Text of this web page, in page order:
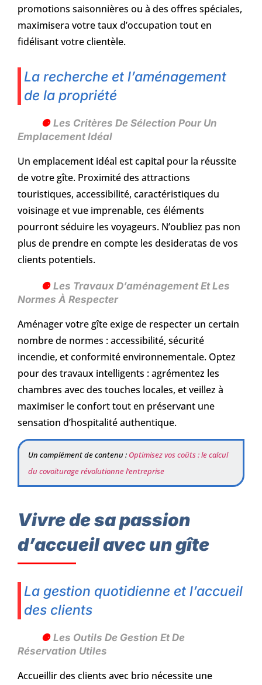
promotions saisonnières ou à des offres spéciales,
maximisera votre taux d’occupation tout en
fidélisant votre clientèle.
La recherche et l’aménagement
de la propriété
Les Critères De Sélection Pour Un
Emplacement Idéal
Un emplacement idéal est capital pour la réussite
de votre gîte. Proximité des attractions
touristiques, accessibilité, caractéristiques du
voisinage et vue imprenable, ces éléments
pourront séduire les voyageurs. N’oubliez pas non
plus de prendre en compte les desideratas de vos
clients potentiels.
Les Travaux D’aménagement Et Les
Normes À Respecter
Aménager votre gîte exige de respecter un certain
nombre de normes : accessibilité, sécurité
incendie, et conformité environnementale. Optez
pour des travaux intelligents : agrémentez les
chambres avec des touches locales, et veillez à
maximiser le confort tout en préservant une
sensation d’hospitalité authentique.
Un complément de contenu : Optimisez vos coûts : le calcul
du covoiturage révolutionne l’entreprise
Vivre de sa passion
d’accueil avec un gîte
La gestion quotidienne et l’accueil
des clients
Les Outils De Gestion Et De
Réservation Utiles
Accueillir des clients avec brio nécessite une